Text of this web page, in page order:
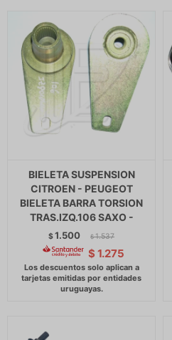
BIELETA SUSPENSION
CITROEN - PEUGEOT
BIELETA BARRA TORSION
TRAS.IZQ.106 SAXO -
$1.500 $ 1.537
$ 1.275